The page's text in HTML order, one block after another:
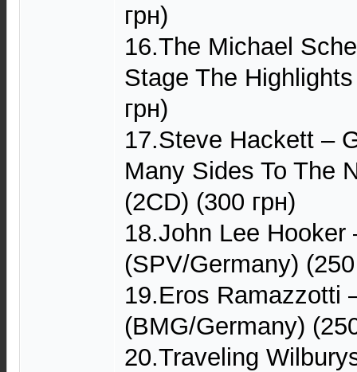
грн)
16.The Michael
Stage The
грн)
17.Steve Hackett –
Many Sides To The
(2CD) (300 грн)
18.John Lee Hooker
(SPV/Germany) (250
19.Eros Ramazzotti
(BMG/Germany)
20.Traveling